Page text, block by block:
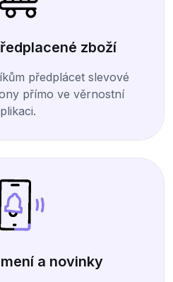
zboží
předplácet slevové
přímo ve věrnostní
a novinky